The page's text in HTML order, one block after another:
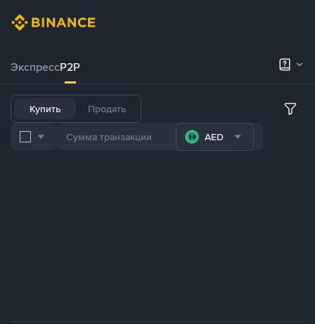
ЭкспрессP2P
Купить Продать
AED